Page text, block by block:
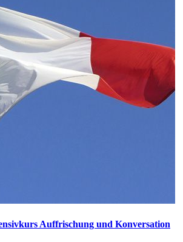
Auffrischung und Konversation